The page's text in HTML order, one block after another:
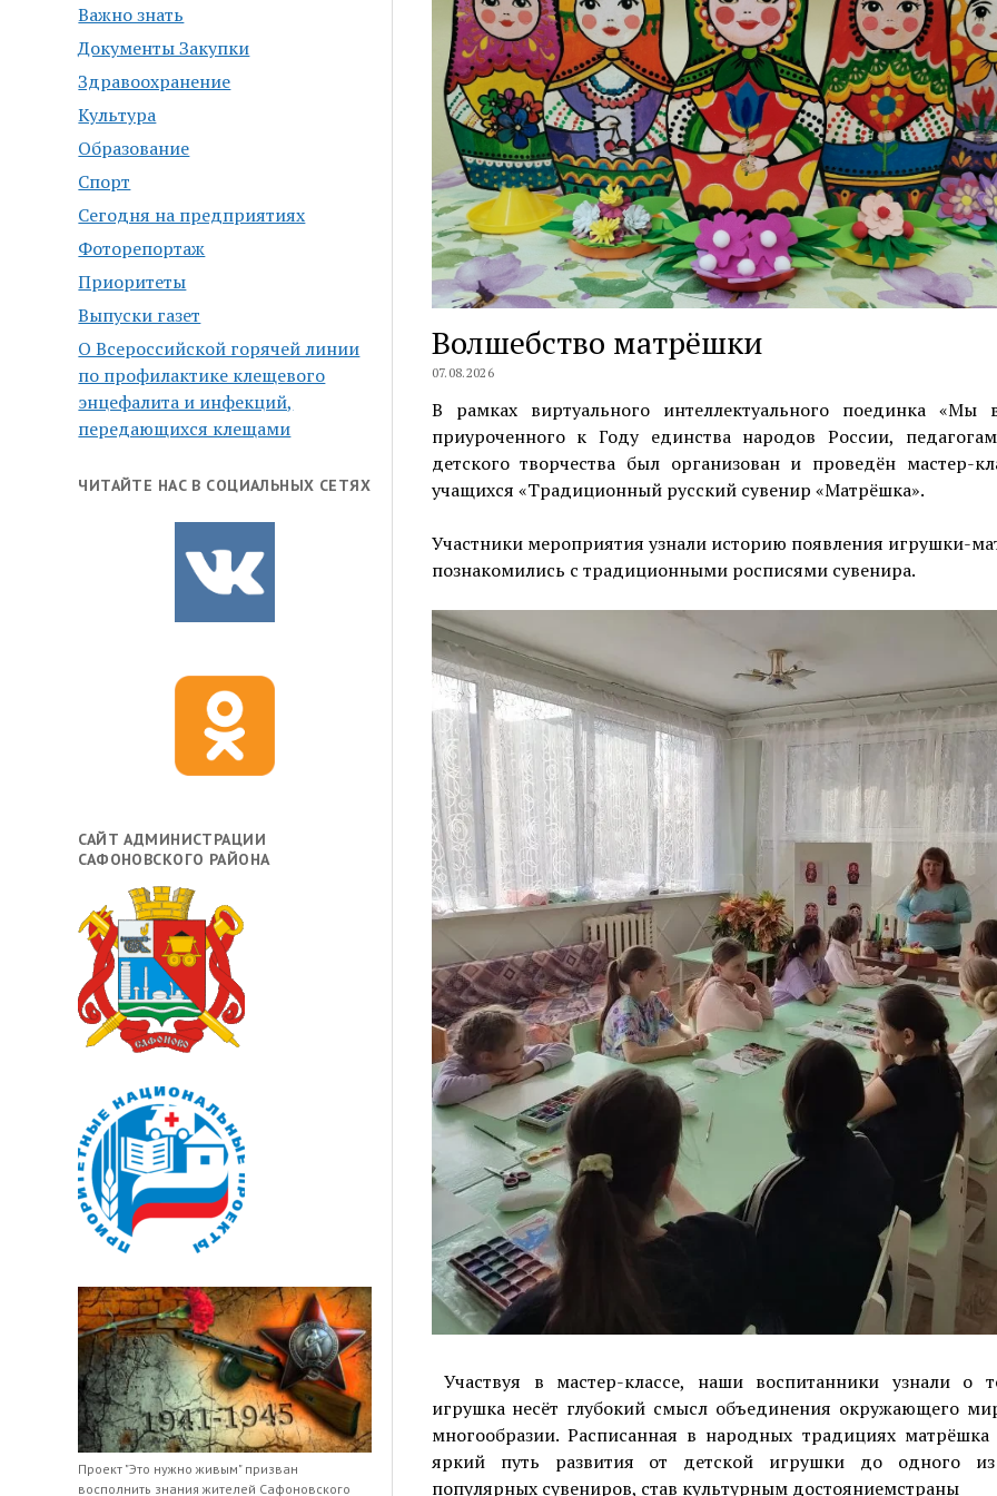
Важно знать
Документы Закупки
Здравоохранение
Культура
Образование
Спорт
Сегодня на предприятиях
Фоторепортаж
Приоритеты
Выпуски газет
О Всероссийской горячей линии
по профилактике клещевого
энцефалита и инфекций,
передающихся клещами
ЧИТАЙТЕ НАС В СОЦИАЛЬНЫХ СЕТЯХ
САЙТ АДМИНИСТРАЦИИ
САФОНОВСКОГО РАЙОНА
Проект "Это нужно живым" призван
восполнить знания жителей Сафоновского
Волшебство матрёшки
07.08.2026
В рамках виртуального интеллектуального поединка «Мы
приуроченного к Году единства народов России,
детского творчества был организован и проведён мастер-
учащихся «Традиционный русский сувенир «Матрёшка».
Участники мероприятия узнали историю появления игрушки-
познакомились с традиционными росписями сувенира.
Участвуя в мастер-классе, наши воспитанники узнали о
игрушка несёт глубокий смысл объединения окружающего
многообразии. Расписанная в народных традициях
яркий путь развития от детской игрушки до одного
популярных сувениров, став культурным достояниемстраны